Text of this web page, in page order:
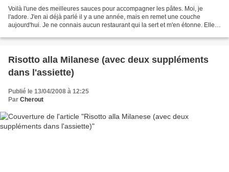
Voilà l'une des meilleures sauces pour accompagner les pâtes. Moi, je
l'adore. J'en ai déjà parlé il y a une année, mais en remet une couche
aujourd'hui. Je ne connais aucun restaurant qui la sert et m'en étonne. Elle
Risotto alla Milanese (avec deux suppléments
dans l'assiette)
Publié le 13/04/2008 à 12:25
Par Cherout